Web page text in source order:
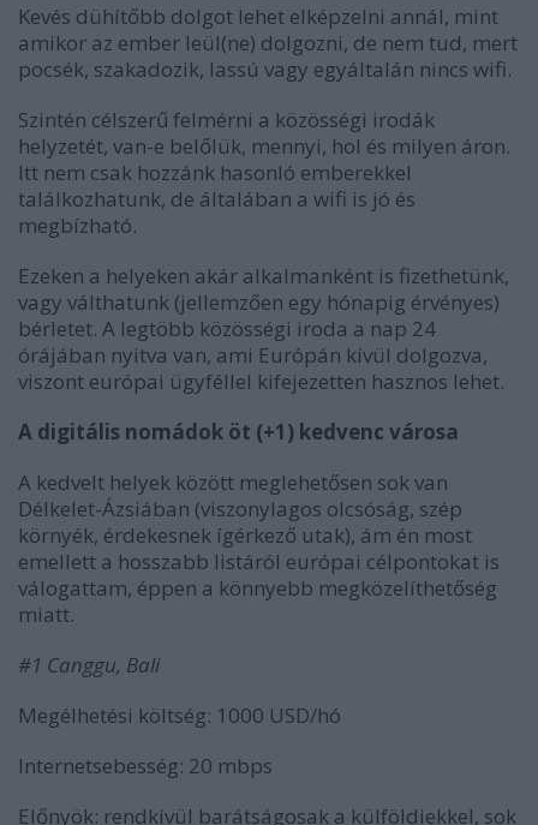
Kevés dühítőbb dolgot lehet elképzelni annál, mint
amikor az ember leül(ne) dolgozni, de nem tud, mert
pocsék, szakadozik, lassú vagy egyáltalán nincs wifi.
Szintén célszerű felmérni a közösségi irodák
helyzetét, van-e belőlük, mennyi, hol és milyen áron.
Itt nem csak hozzánk hasonló emberekkel
találkozhatunk, de általában a wifi is jó és
megbízható.
Ezeken a helyeken akár alkalmanként is fizethetünk,
vagy válthatunk (jellemzően egy hónapig érvényes)
bérletet. A legtöbb közösségi iroda a nap 24
órájában nyitva van, ami Európán kívül dolgozva,
viszont európai ügyféllel kifejezetten hasznos lehet.
A digitális nomádok öt (+1) kedvenc városa
A kedvelt helyek között meglehetősen sok van
Délkelet-Ázsiában (viszonylagos olcsóság, szép
környék, érdekesnek ígérkező utak), ám én most
emellett a hosszabb listáról európai célpontokat is
válogattam, éppen a könnyebb megközelíthetőség
miatt.
#1 Canggu, Bali
Megélhetési költség: 1000 USD/hó
Internetsebesség: 20 mbps
Előnyök: rendkívül barátságosak a külföldiekkel, sok